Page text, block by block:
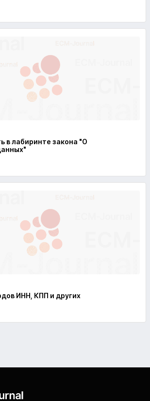
в лабиринте закона "О
ИНН, КПП и других